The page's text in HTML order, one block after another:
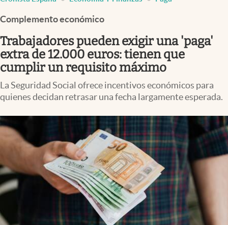
España
Complemento económico
Trabajadores pueden exigir una 'paga'
extra de 12.000 euros: tienen que
cumplir un requisito máximo
La Seguridad Social ofrece incentivos económicos para
quienes decidan retrasar una fecha largamente esperada.